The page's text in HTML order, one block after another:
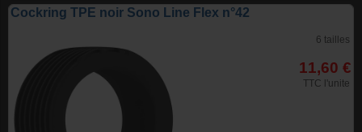
Cockring TPE noir Sono Line Flex n°42
6 tailles
11,60 €
TTC l'unite